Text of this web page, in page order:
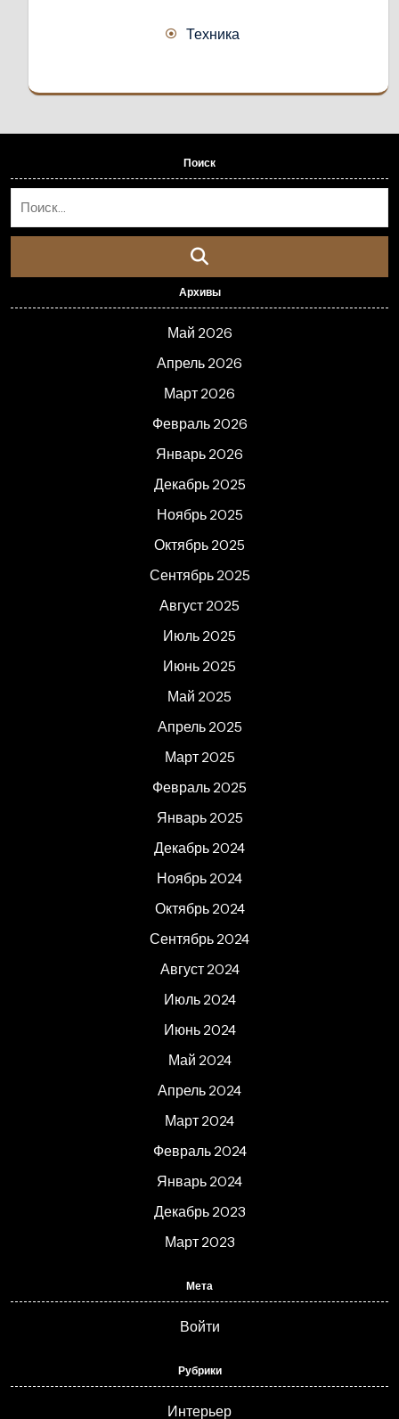
Техника
Поиск
Архивы
Май 2026
Апрель 2026
Март 2026
Февраль 2026
Январь 2026
Декабрь 2025
Ноябрь 2025
Октябрь 2025
Сентябрь 2025
Август 2025
Июль 2025
Июнь 2025
Май 2025
Апрель 2025
Март 2025
Февраль 2025
Январь 2025
Декабрь 2024
Ноябрь 2024
Октябрь 2024
Сентябрь 2024
Август 2024
Июль 2024
Июнь 2024
Май 2024
Апрель 2024
Март 2024
Февраль 2024
Январь 2024
Декабрь 2023
Март 2023
Мета
Войти
Рубрики
Интерьер